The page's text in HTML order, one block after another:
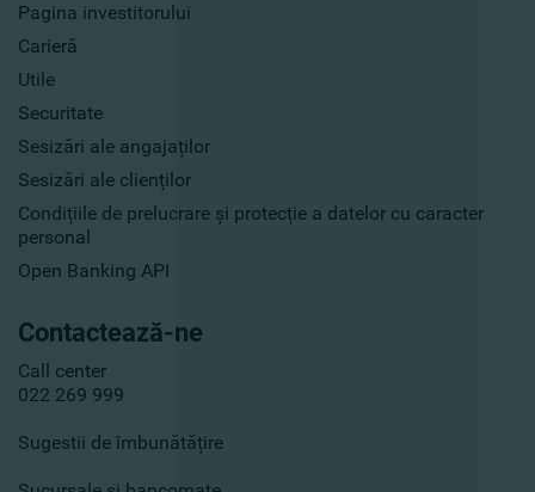
Pagina investitorului
Carieră
Utile
Securitate
Sesizări ale angajaților
Sesizări ale clienților
Condițiile de prelucrare și protecție a datelor cu caracter
personal
Open Banking API
Contactează-ne
Call center
022 269 999
Sugestii de îmbunătățire